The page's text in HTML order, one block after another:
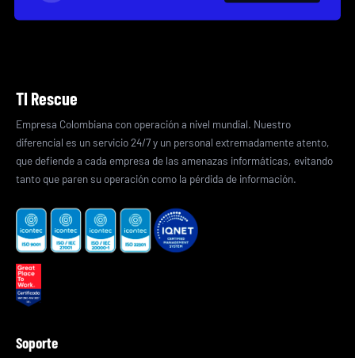
TI Rescue
Empresa Colombiana con operación a nivel mundial. Nuestro
diferencial es un servicio 24/7 y un personal extremadamente atento,
que defiende a cada empresa de las amenazas informáticas, evitando
tanto que paren su operación como la pérdida de información.
Soporte